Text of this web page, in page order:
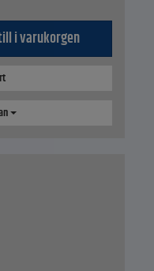
i varukorgen